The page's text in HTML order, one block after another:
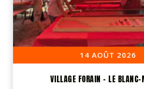
14 AOÛT 2026
VILLAGE FORAIN – LE